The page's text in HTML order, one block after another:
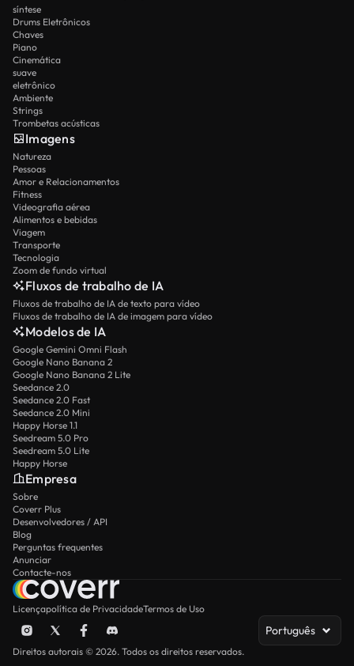
síntese
Drums Eletrônicos
Chaves
Piano
Cinemática
suave
eletrônico
Ambiente
Strings
Trombetas acústicas
Imagens
Natureza
Pessoas
Amor e Relacionamentos
Fitness
Videografia aérea
Alimentos e bebidas
Viagem
Transporte
Tecnologia
Zoom de fundo virtual
Fluxos de trabalho de IA
Fluxos de trabalho de IA de texto para vídeo
Fluxos de trabalho de IA de imagem para vídeo
Modelos de IA
Google Gemini Omni Flash
Google Nano Banana 2
Google Nano Banana 2 Lite
Seedance 2.0
Seedance 2.0 Fast
Seedance 2.0 Mini
Happy Horse 1.1
Seedream 5.0 Pro
Seedream 5.0 Lite
Happy Horse
Empresa
Sobre
Coverr Plus
Desenvolvedores / API
Blog
Perguntas frequentes
Anunciar
Contacte-nos
Licençapolítica de PrivacidadeTermos de Uso
Português
Direitos autorais © 2026. Todos os direitos reservados.